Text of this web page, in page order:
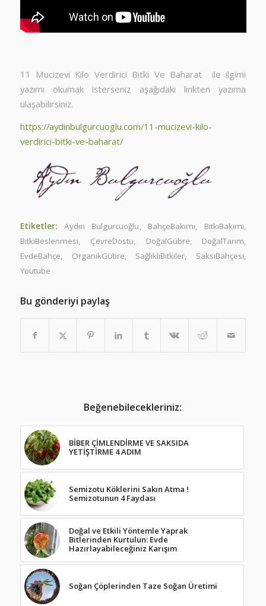
11 Mucizevi Kilo Verdirici Bitki Ve Baharat ile ilgimi
yazımı okumak isterseniz aşağıdaki linkten yazıma
ulaşabilirsiniz.
https://aydinbulgurcuoglu.com/11-mucizevi-kilo-
verdirici-bitki-ve-baharat/
Etiketler: Aydın Bulgurcuoğlu, BahçeBakımı, BitkiBakımı,
BitkiBeslenmesi, ÇevreDostu, DoğalGübre, DoğalTarım,
EvdeBahçe, OrganikGübre, SağlıklıBitkiler, SaksıBahçesi,
Youtube
Bu gönderiyi paylaş
Beğenebilecekleriniz:
BİBER ÇİMLENDİRME VE SAKSIDA
YETİŞTİRME 4 ADIM
Semizotu Köklerini Sakın Atma !
Semizotunun 4 Faydası
Doğal ve Etkili Yöntemle Yaprak
Bitlerinden Kurtulun: Evde
Hazırlayabileceğiniz Karışım
Soğan Çöplerinden Taze Soğan Üretimi